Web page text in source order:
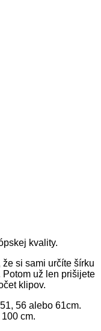
kvality.
si sami určíte šírku
už len prišijete
klipov.
56 alebo 61cm.
cm.